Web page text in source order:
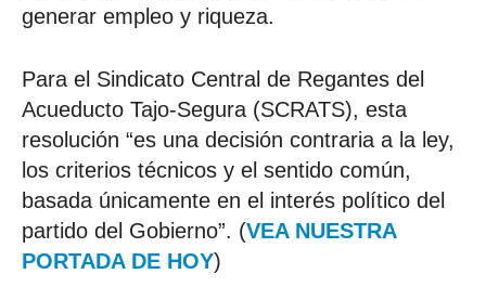
generar empleo y riqueza.
Para el Sindicato Central de Regantes del
Acueducto Tajo-Segura (SCRATS), esta
resolución “es una decisión contraria a la ley,
los criterios técnicos y el sentido común,
basada únicamente en el interés político del
partido del Gobierno”. (VEA NUESTRA
PORTADA DE HOY)